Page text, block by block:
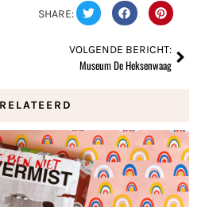
SHARE:
VOLGENDE BERICHT:
Museum De Heksenwaag